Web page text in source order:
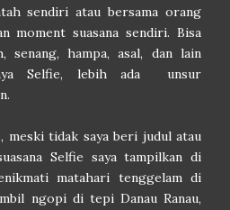
sendiri atau bersama orang
moment suasana sendiri. Bisa
senang, hampa, asal, dan lain
Selfie, lebih ada unsur
meski tidak saya beri judul atau
Selfie saya tampilkan di
matahari tenggelam di
ngopi di tepi Danau Ranau,